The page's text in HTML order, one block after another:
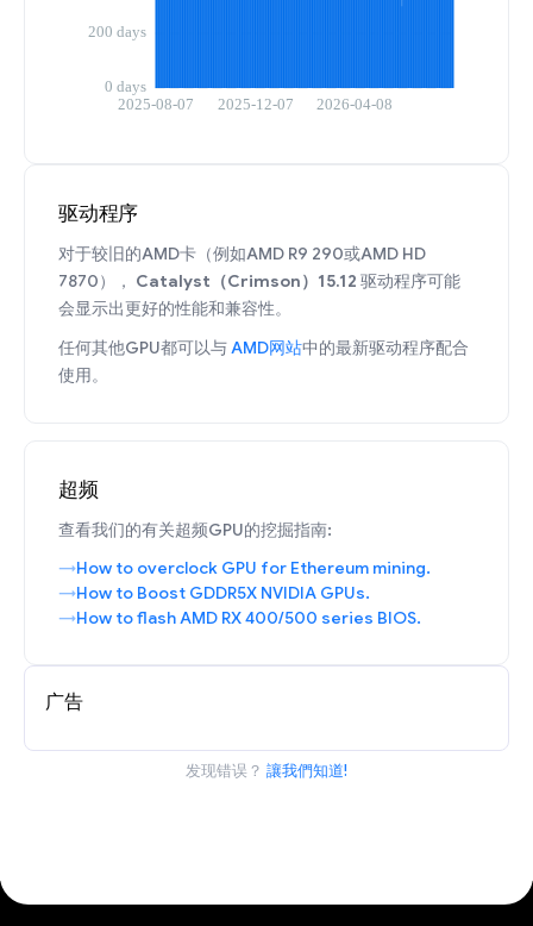
驱动程序
对于较旧的AMD卡（例如AMD R9 290或AMD HD
7870）， Catalyst（Crimson）15.12 驱动程序可能
会显示出更好的性能和兼容性。
任何其他GPU都可以与AMD网站中的最新驱动程序配合
使用。
超频
查看我们的有关超频GPU的挖掘指南:
How to overclock GPU for Ethereum mining.
How to Boost GDDR5X NVIDIA GPUs.
How to flash AMD RX 400/500 series BIOS.
广告
发现错误？ 讓我們知道!